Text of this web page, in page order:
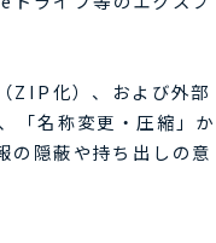
ZIP化）、および外部
「名称変更・圧縮」か
の隠蔽や持ち出しの意